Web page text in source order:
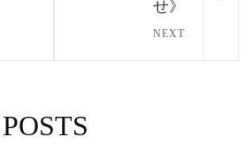
せ》
NEXT